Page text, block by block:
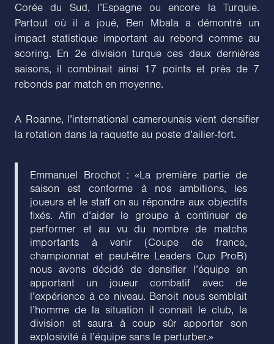
Corée du Sud, l’Espagne ou encore la Turquie.
Partout où il a joué, Ben Mbala a démontré un
impact statistique important au rebond comme au
scoring. En 2e division turque ces deux dernières
saisons, il combinait ainsi 17 points et près de 7
rebonds par match en moyenne.
A Roanne, l’international camerounais vient densifier
la rotation dans la raquette au poste d’ailier-fort.
Emmanuel Brochot : «La première partie de
saison est conforme à nos ambitions, les
joueurs et le staff on su répondre aux objectifs
fixés. Afin d’aider le groupe à continuer de
performer et au vu du nombre de matchs
importants à venir (Coupe de france,
championnat et peut-être Leaders Cup ProB)
nous avons décidé de densifier l’équipe en
apportant un joueur combatif avec de
l’expérience à ce niveau. Benoit nous semblait
l’homme de la situation il connait le club, la
division et saura à coup sûr apporter son
explosivité à l’équipe sans le perturber.»